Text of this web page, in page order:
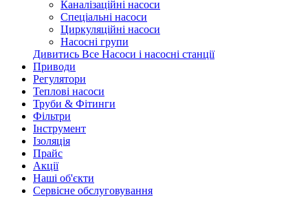
Каналізаційні насоси
Спеціальні насоси
Циркуляційні насоси
Насосні групи
Дивитись Все Насоси і насосні станції
Приводи
Регулятори
Теплові насоси
Труби & Фітинги
Фільтри
Інструмент
Ізоляція
Прайс
Акції
Наші об'єкти
Сервісне обслуговування